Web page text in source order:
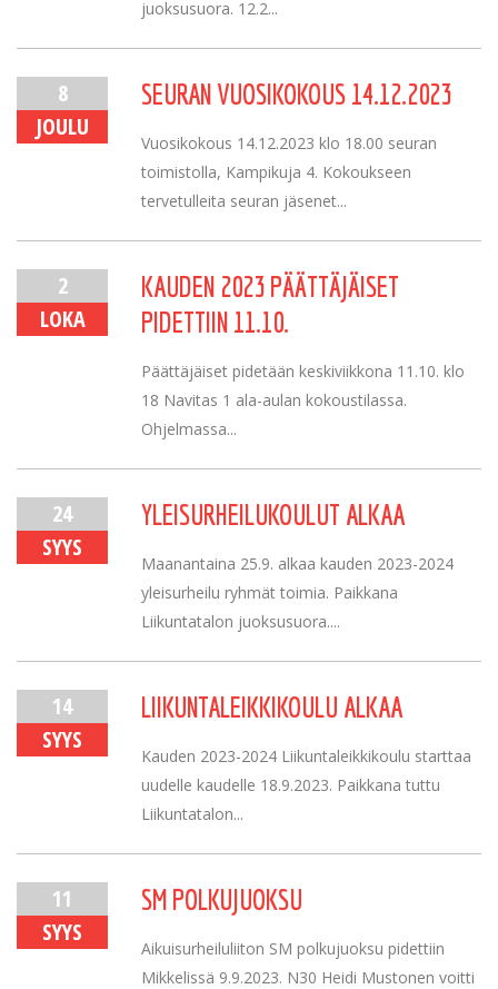
juoksusuora. 12.2...
8
JOULU
SEURAN VUOSIKOKOUS 14.12.2023
Vuosikokous 14.12.2023 klo 18.00 seuran
toimistolla, Kampikuja 4. Kokoukseen
tervetulleita seuran jäsenet...
2
LOKA
KAUDEN 2023 PÄÄTTÄJÄISET
PIDETTIIN 11.10.
Päättäjäiset pidetään keskiviikkona 11.10. klo
18 Navitas 1 ala-aulan kokoustilassa.
Ohjelmassa...
24
SYYS
YLEISURHEILUKOULUT ALKAA
Maanantaina 25.9. alkaa kauden 2023-2024
yleisurheilu ryhmät toimia. Paikkana
Liikuntatalon juoksusuora....
14
SYYS
LIIKUNTALEIKKIKOULU ALKAA
Kauden 2023-2024 Liikuntaleikkikoulu starttaa
uudelle kaudelle 18.9.2023. Paikkana tuttu
Liikuntatalon...
11
SYYS
SM POLKUJUOKSU
Aikuisurheiluliiton SM polkujuoksu pidettiin
Mikkelissä 9.9.2023. N30 Heidi Mustonen voitti